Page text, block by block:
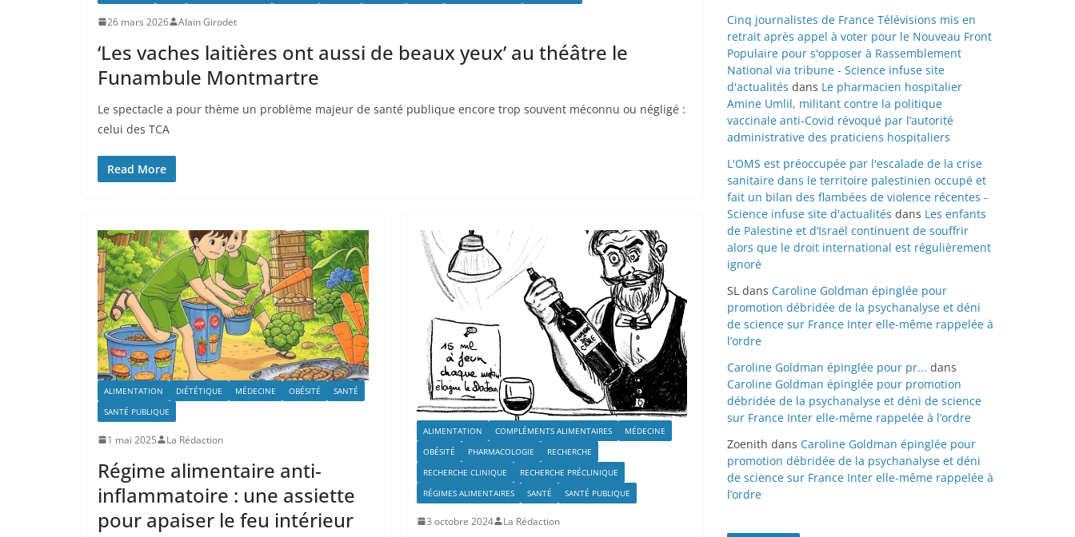
26 mars 2026 Alain Girodet
‘Les vaches laitières ont aussi de beaux yeux’ au théâtre le
Funambule Montmartre
Le spectacle a pour thème un problème majeur de santé publique encore trop souvent méconnu ou négligé :
celui des TCA
Read More
ALIMENTATION DIÉTÉTIQUE MÉDECINE OBÉSITÉ
SANTÉ
SANTÉ PUBLIQUE
1 mai 2025 La Rédaction
Régime alimentaire anti-
inflammatoire : une assiette
pour apaiser le feu intérieur
ALIMENTATION COMPLÉMENTS ALIMENTAIRES
MÉDECINE
OBÉSITÉ
PHARMACOLOGIE
RECHERCHE
RECHERCHE CLINIQUE
RECHERCHE PRÉCLINIQUE
RÉGIMES ALIMENTAIRES
SANTÉ SANTÉ PUBLIQUE
3 octobre 2024 La Rédaction
Cinq journalistes de France Télévisions mis en
retrait après appel à voter pour le Nouveau Front
Populaire pour s'opposer à Rassemblement
National via tribune - Science infuse site
d'actualités dans Le pharmacien hospitalier
Amine Umlil, militant contre la politique
vaccinale anti-Covid révoqué par l’autorité
administrative des praticiens hospitaliers
L'OMS est préoccupée par l'escalade de la crise
sanitaire dans le territoire palestinien occupé et
fait un bilan des flambées de violence récentes -
Science infuse site d'actualités dans Les enfants
de Palestine et d’Israël continuent de souffrir
alors que le droit international est régulièrement
ignoré
SL dans Caroline Goldman épinglée pour
promotion débridée de la psychanalyse et déni
de science sur France Inter elle-même rappelée à
l’ordre
Caroline Goldman épinglée pour pr... dans
Caroline Goldman épinglée pour promotion
débridée de la psychanalyse et déni de science
sur France Inter elle-même rappelée à l’ordre
Zoenith dans Caroline Goldman épinglée pour
promotion débridée de la psychanalyse et déni
de science sur France Inter elle-même rappelée à
l’ordre